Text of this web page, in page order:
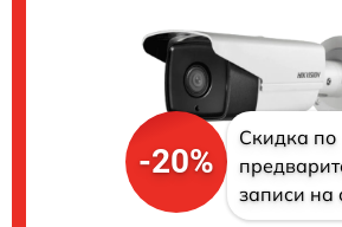
-20%
Скидка по
записи на